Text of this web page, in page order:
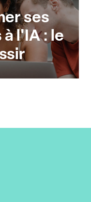
ses
l'IA : le